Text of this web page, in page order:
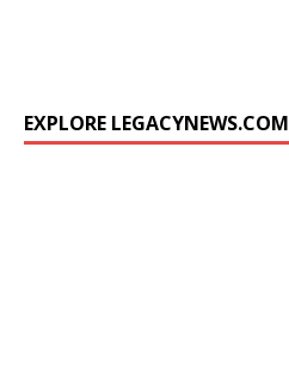
EXPLORE LEGACYNEWS.COM